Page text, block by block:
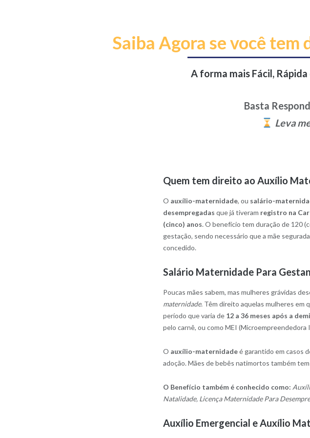
Saiba Agora se você
A forma mais Fácil,
Basta
Leva
Quem tem direito ao Auxílio
O auxílio-maternidade, ou salário-
desempregadas que já tiveram registro na
(cinco) anos. O benefício tem duração de 120
gestação, sendo necessário que a mãe
concedido.
Salário Maternidade Para
Poucas mães sabem, mas mulheres grávidas
maternidade. Têm direito aquelas mulheres em
período que varia de 12 a 36 meses após a
pelo carnê, ou como MEI (Microempreendedora
O auxílio-maternidadeé garantido em casos
adoção. Mães de bebês natimortos também
O Benefício também é conhecido como:
Natalidade, Licença Maternidade Para
Auxílio Emergencial e Auxílio